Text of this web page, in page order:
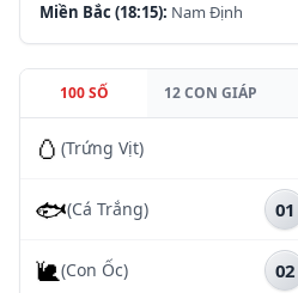
Miền Bắc (18:15): Nam Định
100 SỐ 12 CON GIÁP
🥚 (Trứng Vịt)
🐟(Cá Trắng) 01
🐌(Con Ốc) 02